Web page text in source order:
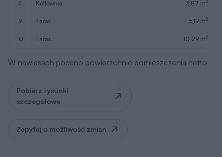
4 kotłownia 3,87 m2
9 taras 5,19 m2
10 taras 10,29 m2
W nawiasach podano powierzchnie pomieszczenia netto
Pobierz rysunki
szczegółowe
Zapytaj o możliwość zmian